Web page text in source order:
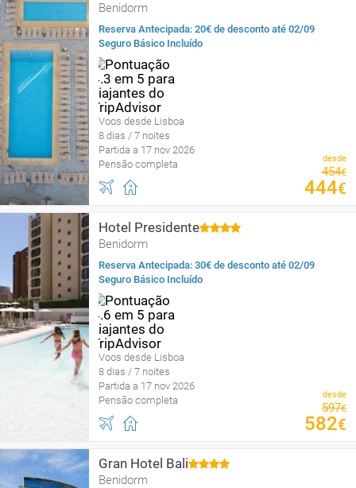
Benidorm
Reserva Antecipada: 20€ de desconto até 02/09
Seguro Básico Incluído
Voos desde Lisboa
8 dias / 7 noites
Partida a 17 nov 2026
Pensão completa
desde
454€
444€
Hotel Presidente
Benidorm
Reserva Antecipada: 30€ de desconto até 02/09
Seguro Básico Incluído
Voos desde Lisboa
8 dias / 7 noites
Partida a 17 nov 2026
Pensão completa
desde
597€
582€
Gran Hotel Bali
Benidorm